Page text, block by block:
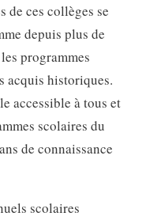
de ces collèges se
depuis plus de
programmes
acquis historiques.
accessible à tous et
scolaires du
de connaissance
scolaires